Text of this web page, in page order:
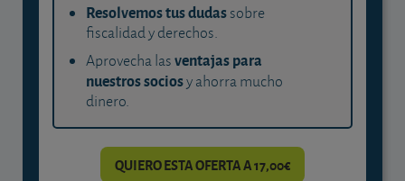
Resolvemos tus dudassobre
fiscalidad y derechos.
Aprovecha lasventajas para
nuestros sociosy ahorra mucho
dinero.
QUIERO ESTA OFERTA A 17,00€